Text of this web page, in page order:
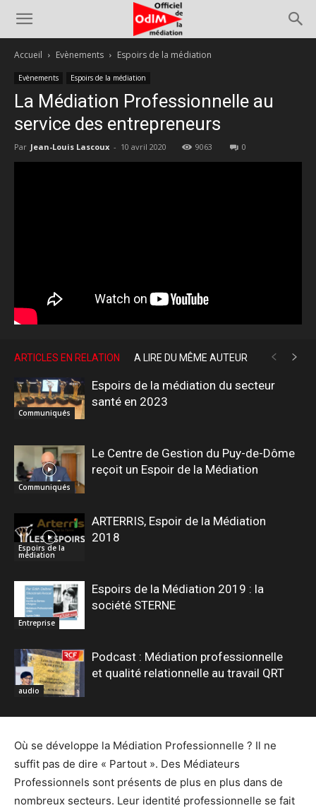
Accueil Evènements Espoirs de la médiation
Evènements Espoirs de la médiation
La Médiation Professionnelle au
service des entrepreneurs
Par Jean-Louis Lascoux - 10 avril 2020 9063 0
ARTICLES EN RELATION A LIRE DU MÊME AUTEUR
Communiqués
Espoirs de la médiation du secteur
santé en 2023
Communiqués
Le Centre de Gestion du Puy-de-Dôme
reçoit un Espoir de la Médiation
Espoirs de la
médiation
ARTERRIS, Espoir de la Médiation
2018
Entreprise
Espoirs de la Médiation 2019 : la
société STERNE
audio
Podcast : Médiation professionnelle
et qualité relationnelle au travail QRT
Où se développe la Médiation Professionnelle ? Il ne
suffit pas de dire « Partout ». Des Médiateurs
Professionnels sont présents de plus en plus dans de
nombreux secteurs. Leur identité professionnelle se fait